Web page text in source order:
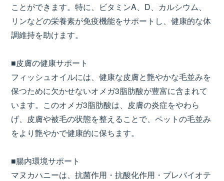
ことができます。特に、ビタミンA、D、カルシウム、
リンなどの栄養素が免疫機能をサポートし、健康的な体
調維持を助けます。
■皮膚の健康サポート
フィッシュオイルには、健康な皮膚と艶やかな毛並みを
保つために欠かせないオメガ3脂肪酸が豊富に含まれて
います。このオメガ3脂肪酸は、皮膚の炎症をやわら
げ、皮膚や被毛の状態を整えることで、ペットの毛並み
をより艶やかで健康的に保ちます。
■腸内環境サポート
マヌカハニーは、抗菌作用・抗酸化作用・プレバイオテ